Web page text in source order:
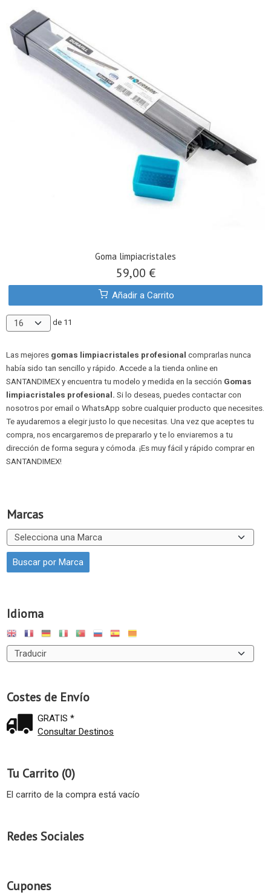
Marcas
Idioma
Costes de Envío
GRATIS *
Consultar Destinos
Tu Carrito (0)
El carrito de la compra está vacío
Redes Sociales
Cupones
Goma limpiacristales
59,00 €
Añadir a Carrito
de 11
Las mejores gomas limpiacristales profesional comprarlas nunca
había sido tan sencillo y rápido. Accede a la tienda online en
SANTANDIMEX y encuentra tu modelo y medida en la sección Gomas
limpiacristales profesional. Si lo deseas, puedes contactar con
nosotros por email o WhatsApp sobre cualquier producto que necesites.
Te ayudaremos a elegir justo lo que necesitas. Una vez que aceptes tu
compra, nos encargaremos de prepararlo y te lo enviaremos a tu
dirección de forma segura y cómoda. ¡Es muy fácil y rápido comprar en
SANTANDIMEX!